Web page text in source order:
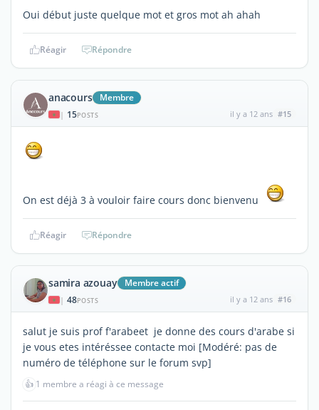
Oui début juste quelque mot et gros mot ah ahah
Réagir Répondre
anacours Membre
| 15POSTS il y a 12 ans #15
On est déjà 3 à vouloir faire cours donc bienvenu
Réagir Répondre
samira azouay Membre actif
| 48POSTS il y a 12 ans #16
salut je suis prof f'arabeet je donne des cours d'arabe si
je vous etes intéréssee contacte moi [Modéré: pas de
numéro de téléphone sur le forum svp]
👍 1 membre a réagi à ce message